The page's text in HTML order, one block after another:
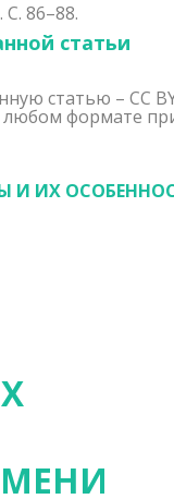
86–88.
статьи
статью – CC
формате
ИХ